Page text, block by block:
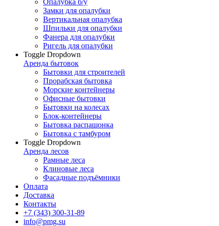
Опалубка б/у
Замки для опалубки
Вертикальная опалубка
Шпильки для опалубки
Фанера для опалубки
Ригель для опалубки
Toggle Dropdown
Аренда бытовок
Бытовки для строителей
Прорабская бытовка
Морские контейнеры
Офисные бытовки
Бытовки на колесах
Блок-контейнеры
Бытовка распашонка
Бытовка с тамбуром
Toggle Dropdown
Аренда лесов
Рамные леса
Клиновые леса
Фасадные подъёмники
Оплата
Доставка
Контакты
+7 (343) 300-31-89
info@pmg.su